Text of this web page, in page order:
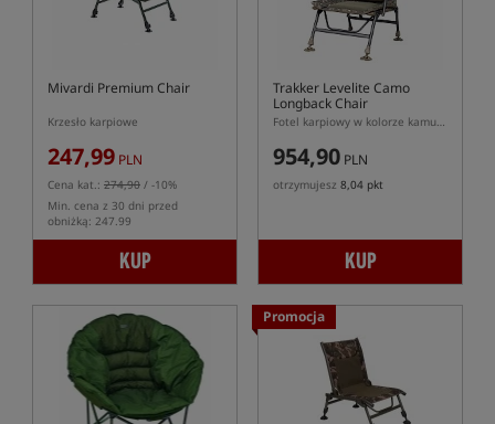
Mivardi Premium Chair
Krzesło karpiowe
247,99 PLN
Cena kat.: 274,90 / -10%
Min. cena z 30 dni przed
obniżką: 247.99
KUP
Trakker Levelite Camo
Longback Chair
Fotel karpiowy w kolorze kamuflażu
954,90 PLN
otrzymujesz 8,04 pkt
KUP
Promocja